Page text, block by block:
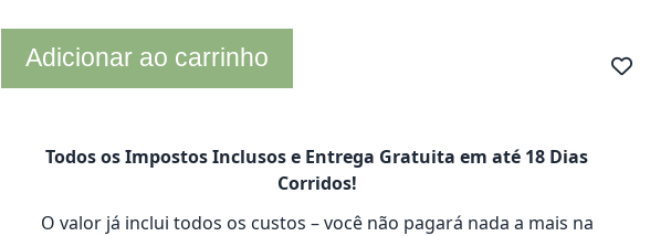
Adicionar ao carrinho
Todos os Impostos Inclusos e Entrega Gratuita em até 18 Dias
Corridos!
O valor já inclui todos os custos – você não pagará nada a mais na